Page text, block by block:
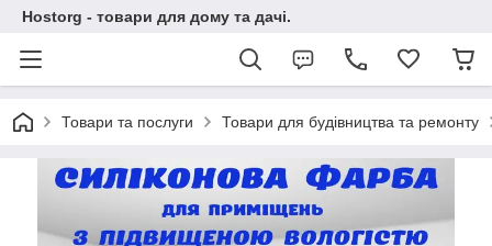
Hostorg - товари для дому та дачі.
Товари та послуги Товари для будівництва та ремонту